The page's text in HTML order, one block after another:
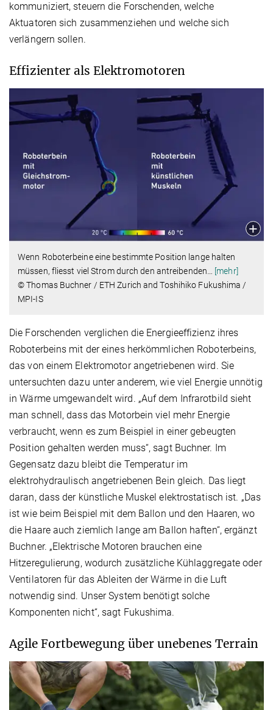
kommuniziert, steuern die Forschenden, welche
Aktuatoren sich zusammenziehen und welche sich
verlängern sollen.
Effizienter als Elektromotoren
Wenn Roboterbeine eine bestimmte Position lange halten
müssen, fliesst viel Strom durch den antreibenden
[mehr]
© Thomas Buchner / ETH Zurich and Toshihiko Fukushima /
MPI-IS
Die Forschenden verglichen die Energieeffizienz ihres
Roboterbeins mit der eines herkömmlichen Roboterbeins,
das von einem Elektromotor angetriebenen wird. Sie
untersuchten dazu unter anderem, wie viel Energie unnötig
in Wärme umgewandelt wird. „Auf dem Infrarotbild sieht
man schnell, dass das Motorbein viel mehr Energie
verbraucht, wenn es zum Beispiel in einer gebeugten
Position gehalten werden muss“, sagt Buchner. Im
Gegensatz dazu bleibt die Temperatur im
elektrohydraulisch angetriebenen Bein gleich. Das liegt
daran, dass der künstliche Muskel elektrostatisch ist. „Das
ist wie beim Beispiel mit dem Ballon und den Haaren, wo
die Haare auch ziemlich lange am Ballon haften“, ergänzt
Buchner. „Elektrische Motoren brauchen eine
Hitzeregulierung, wodurch zusätzliche Kühlaggregate oder
Ventilatoren für das Ableiten der Wärme in die Luft
notwendig sind. Unser System benötigt solche
Komponenten nicht“, sagt Fukushima.
Agile Fortbewegung über unebenes Terrain